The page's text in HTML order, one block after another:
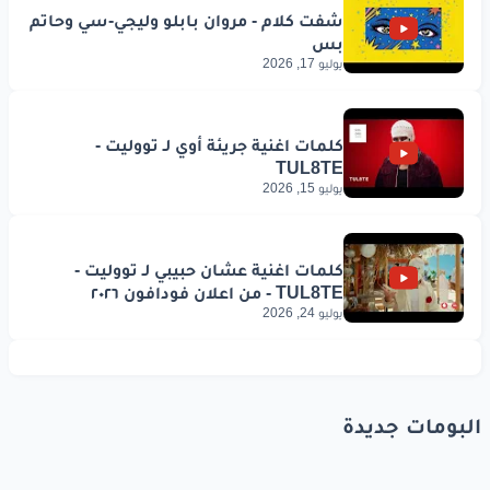
يوليو 17, 2026
يوليو 15, 2026
يوليو 24, 2026
البومات جديدة